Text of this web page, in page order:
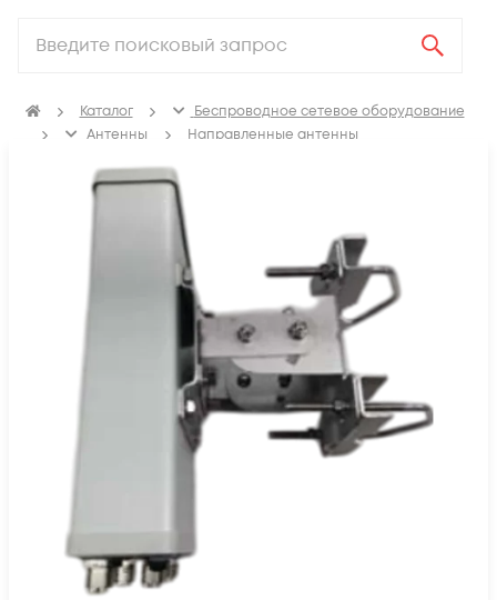
Каталог
Беспроводное сетевое оборудование
Антенны
Направленные антенны